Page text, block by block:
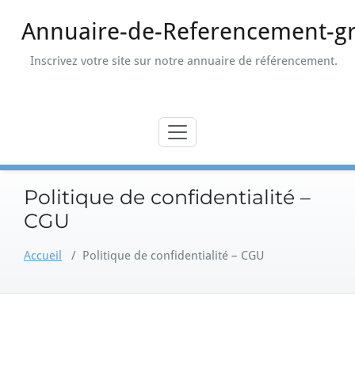
Annuaire-de-Referencement-
Inscrivez votre site sur notre annuaire de référencement.
Politique de confidentialité –
CGU
Accueil / Politique de confidentialité – CGU